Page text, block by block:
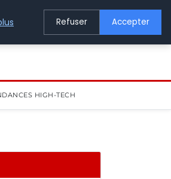
HIGH-TECH
Refuser Accepter